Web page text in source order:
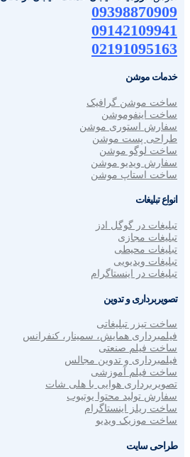
09398870909
09142109941
02191095163
خدمات موشن
ساخت موشن گرافیک
ساخت اینفوموشن
سفارش استوری موشن
طراحی پست موشن
ساخت لوگو موشن
سفارش ویدیو موشن
ساخت استاپ موشن
انواع تبلیغات
تبلیغات در گوگل ادز
تبلیغات مجازی
تبلیغات محیطی
تبلیغات ویدیویی
تبلیغات در اینستاگرام
تصویربرداری و تدوین
ساخت تیزر تبلیغاتی
فیلمبرداری همایش، سمینار، کنفرانس
ساخت فیلم صنعتی
فیلمبرداری و تدوین مجالس
ساخت فیلم آموزشی
تصویربرداری هوایی با هلی شات
سفارش تولید محتوا یوتیوب
ساخت ریلز اینستاگرام
ساخت موزیک ویدیو
طراحی سایت